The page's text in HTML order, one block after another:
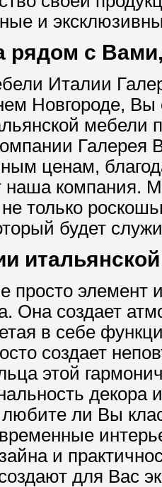
и
рядом с
Италии
Новгороде, Вы
мебели
Галерея
ценам,
наша компания.
только
будет
просто элемент
Она создает
в себе
создает
этой
любите ли Вы
и
для Вас